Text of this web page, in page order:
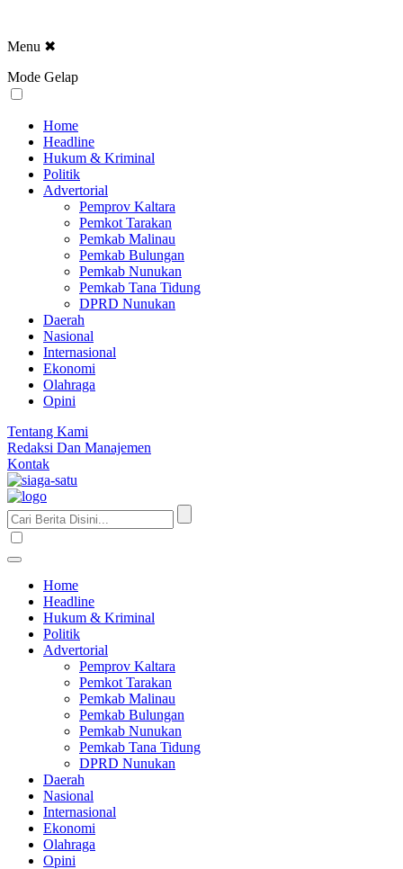
Menu ✖
Mode Gelap
Home
Headline
Hukum & Kriminal
Politik
Advertorial
Pemprov Kaltara
Pemkot Tarakan
Pemkab Malinau
Pemkab Bulungan
Pemkab Nunukan
Pemkab Tana Tidung
DPRD Nunukan
Daerah
Nasional
Internasional
Ekonomi
Olahraga
Opini
Tentang Kami
Redaksi Dan Manajemen
Kontak
Home
Headline
Hukum & Kriminal
Politik
Advertorial
Pemprov Kaltara
Pemkot Tarakan
Pemkab Malinau
Pemkab Bulungan
Pemkab Nunukan
Pemkab Tana Tidung
DPRD Nunukan
Daerah
Nasional
Internasional
Ekonomi
Olahraga
Opini